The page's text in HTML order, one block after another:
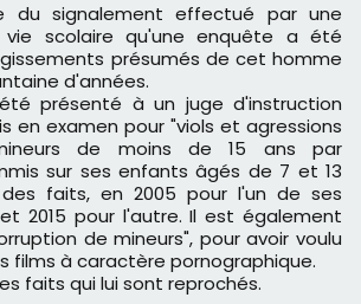
scolaire qu'une enquête a été
présumés de cet homme
d'années.
présenté à un juge d'instruction
en examen pour "viols et agressions
de moins de 15 ans par
sur ses enfants âgés de 7 et 13
faits, en 2005 pour l'un de ses
2015 pour l'autre. Il est également
de mineurs", pour avoir voulu
films à caractère pornographique.
faits qui lui sont reprochés.